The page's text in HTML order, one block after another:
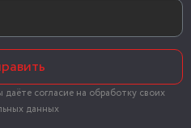
согласие на обработку своих
данных